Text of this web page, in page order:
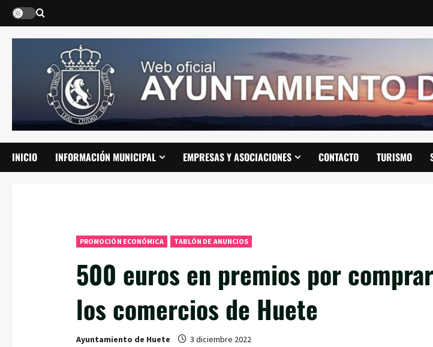
Saltar
contenido
INICIO INFORMACIÓN MUNICIPAL EMPRESAS Y ASOCIACIONES CONTACTO TURISMO
PROMOCIÓN ECONÓMICA TABLÓN DE ANUNCIOS
500 euros en premios por
los comercios de Huete
Ayuntamiento de Huete 3 diciembre 2022